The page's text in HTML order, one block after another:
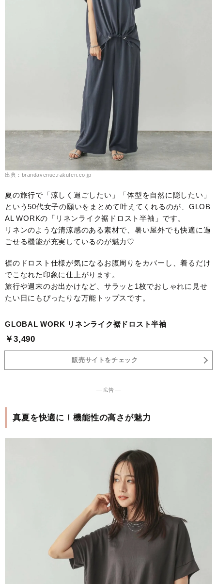
出典：brandavenue.rakuten.co.jp
夏の旅行で「涼しく過ごしたい」「体型を自然に隠したい」
という50代女子の願いをまとめて叶えてくれるのが、GLOB
AL WORKの「リネンライク裾ドロスト半袖」です。
リネンのような清涼感のある素材で、暑い屋外でも快適に過
ごせる機能が充実しているのが魅力♡
裾のドロスト仕様が気になるお腹周りをカバーし、着るだけ
でこなれた印象に仕上がります。
旅行や週末のお出かけなど、サラッと1枚でおしゃれに見せ
たい日にもぴったりな万能トップスです。
GLOBAL WORK リネンライク裾ドロスト半袖
￥3,490
販売サイトをチェック
― 広告 ―
真夏を快適に！機能性の高さが魅力